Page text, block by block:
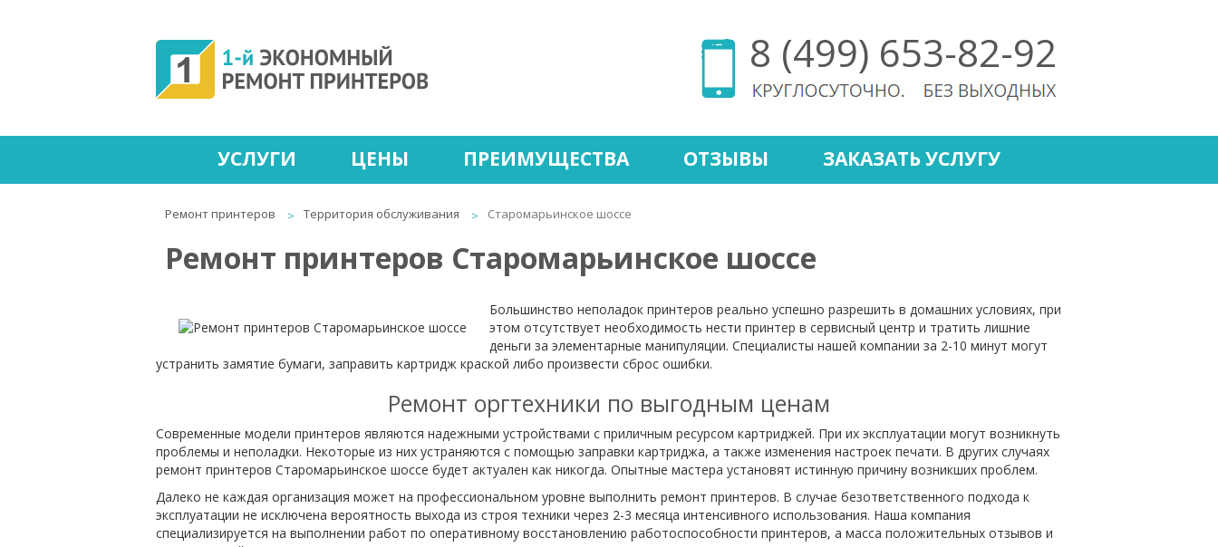
8 (499) 653-82-92
УСЛУГИ ЦЕНЫ ПРЕИМУЩЕСТВА ОТЗЫВЫ ЗАКАЗАТЬ УСЛУГУ
Ремонт принтеров Территория обслуживания Старомарьинское шоссе
Ремонт принтеров Старомарьинское шоссе
Большинство неполадок принтеров реально успешно разрешить в домашних условиях, при
этом отсутствует необходимость нести принтер в сервисный центр и тратить лишние
деньги за элементарные манипуляции. Специалисты нашей компании за 2-10 минут могут
устранить замятие бумаги, заправить картридж краской либо произвести сброс ошибки.
Ремонт оргтехники по выгодным ценам
Современные модели принтеров являются надежными устройствами с приличным ресурсом картриджей. При их эксплуатации могут возникнуть
проблемы и неполадки. Некоторые из них устраняются с помощью заправки картриджа, а также изменения настроек печати. В других случаях
ремонт принтеров Старомарьинское шоссе будет актуален как никогда. Опытные мастера установят истинную причину возникших проблем.
Далеко не каждая организация может на профессиональном уровне выполнить ремонт принтеров. В случае безответственного подхода к
эксплуатации не исключена вероятность выхода из строя техники через 2-3 месяца интенсивного использования. Наша компания
специализируется на выполнении работ по оперативному восстановлению работоспособности принтеров, а масса положительных отзывов и